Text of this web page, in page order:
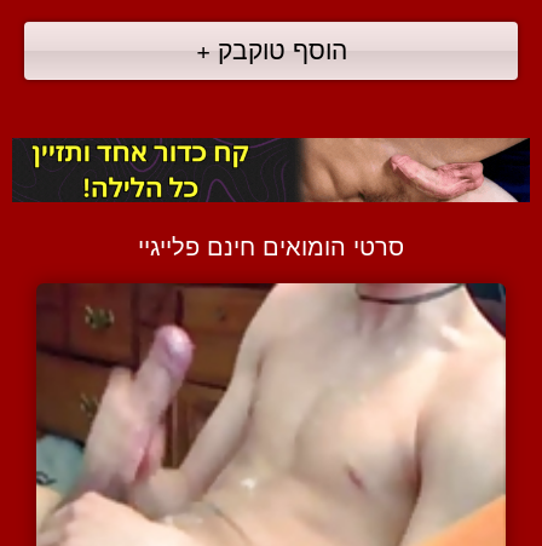
הוסף טוקבק +
סרטי הומואים חינם פלייגיי